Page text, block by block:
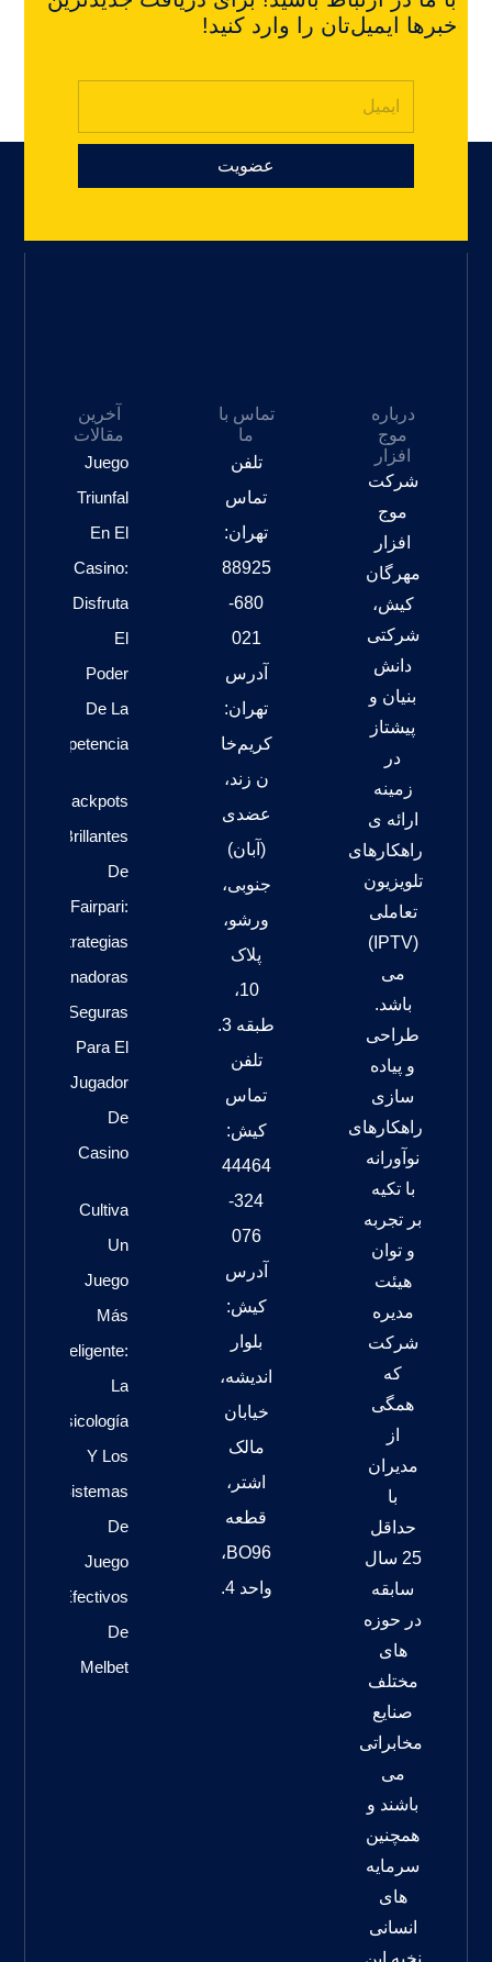
خبرها ایمیل‌تان را وارد کنید!
عضویت
درباره
موج
افزار
شرکت
موج
افزار
مهرگان
کیش،
شرکتی
دانش
بنیان و
پیشتاز
در
زمینه
ارائه ی
راهکارهای
تلویزیون
تعاملی
(IPTV)
می
باشد.
طراحی
و پیاده
سازی
راهکارهای
نوآورانه
با تکیه
بر تجربه
و توان
هیئت
مدیره
شرکت
که
همگی
از
مدیران
با
حداقل
25 سال
سابقه
در حوزه
های
مختلف
صنایع
مخابراتی
می
باشند و
همچنین
سرمایه
های
انسانی
تماس با
ما
تلفن
تماس
تهران:
88925
680-
021
آدرس
تهران:
کریم‌خا
ن زند،
عضدی
(آبان)
جنوبی،
ورشو،
پلاک
10،
طبقه 3.
تلفن
تماس
کیش:
44464
324-
076
آدرس
کیش:
بلوار
اندیشه،
خیابان
مالک
اشتر،
قطعه
BO96،
واحد 4.
آخرین
مقالات
Juego
Triunfal
En El
Casino:
Disfruta
El
Poder
De La
Competencia
Jackpots
Brillantes
De
Fairpari:
Estrategias
Ganadoras
Seguras
Para El
Jugador
De
Casino
Cultiva
Un
Juego
Más
Inteligente:
La
Psicología
Y Los
Sistemas
De
Juego
Efectivos
De
Melbet